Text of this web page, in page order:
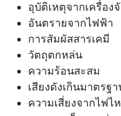
อุบัติเหตุจากเครื่อง
อันตรายจากไฟฟ้า
การสัมผัสสารเคมี
วัตถุตกหล่น
ความร้อนสะสม
เสียงดังเกินมาตรฐ
ความเสี่ยงจากไฟไ